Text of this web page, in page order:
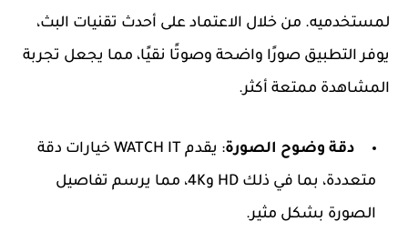
لمستخدميه. من خلال الاعتماد على أحدث تقنيات البث،
يوفر التطبيق صورًا واضحة وصوتًا نقيًا، مما يجعل تجربة
المشاهدة ممتعة أكثر.
دقة وضوح الصورة
: يقدم WATCH IT خيارات دقة
متعددة، بما في ذلك HD و4K، مما يرسم تفاصيل
الصورة بشكل مثير.